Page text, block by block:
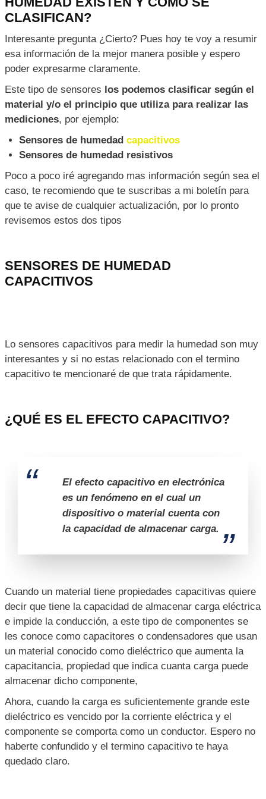
dispositivos de control, como Microcontroladores, PLC,
¿Y como es que hace esta transformación? Bueno,
esos es un poco mas complicado ya que requiere una
proceso, se requiere de un material semiconductor el
cual determina con una muy buena precisión los valores
de humedad e incluso de temperatura del medio.
¿QUÉ TIPOS DE SENSORES DE
HUMEDAD EXISTEN Y COMO SE
CLASIFICAN?
Interesante pregunta ¿Cierto? Pues hoy te voy a resumir
Este tipo de sensores los podemos clasificar según el
material y/o el principio que utiliza para realizar las
Sensores de humedad resistivos
Poco a poco iré agregando mas información según sea el
caso, te recomiendo que te suscribas a mi boletín para
Lo sensores capacitivos para medir la humedad son muy
interesantes y si no estas relacionado con el termino
capacitivo te mencionaré de que trata rápidamente.
¿QUÉ ES EL EFECTO CAPACITIVO?
El efecto capacitivo en electrónica
es un fenómeno en el cual un
dispositivo o material cuenta con
la capacidad de almacenar carga.